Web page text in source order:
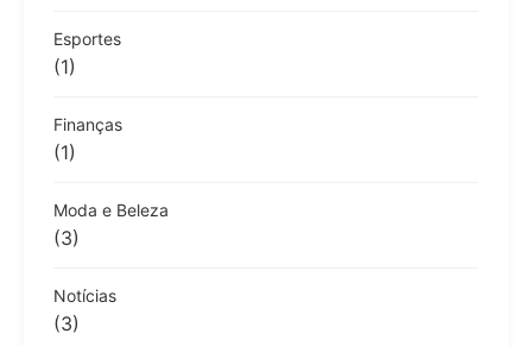
Esportes
(1)
Finanças
(1)
Moda e Beleza
(3)
Notícias
(3)